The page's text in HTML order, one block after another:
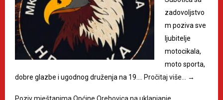
zadovoljstvo
m poziva sve
ljubitelje
motocikala,
moto sporta,
dobre glazbe i ugodnog druženja na 19.…
Pročitaj više… →